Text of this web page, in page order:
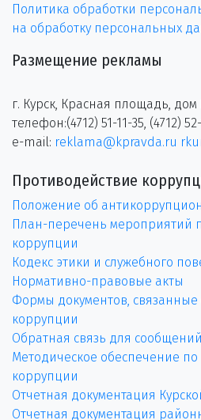
Политика обработки
на обработку персональных
Размещение рекламы
г. Курск, Красная площадь,
телефон:(4712) 51-11-35, (4712)
e-mail: reklama@kpravda.ru
Противодействие
Положение об
План-перечень мероприятий
коррупции
Кодекс этики и служебного
Нормативно-правовые акты
Формы документов, связанные
коррупции
Обратная связь для
Методическое обеспечение
коррупции
Отчетная документация
Отчетная документация